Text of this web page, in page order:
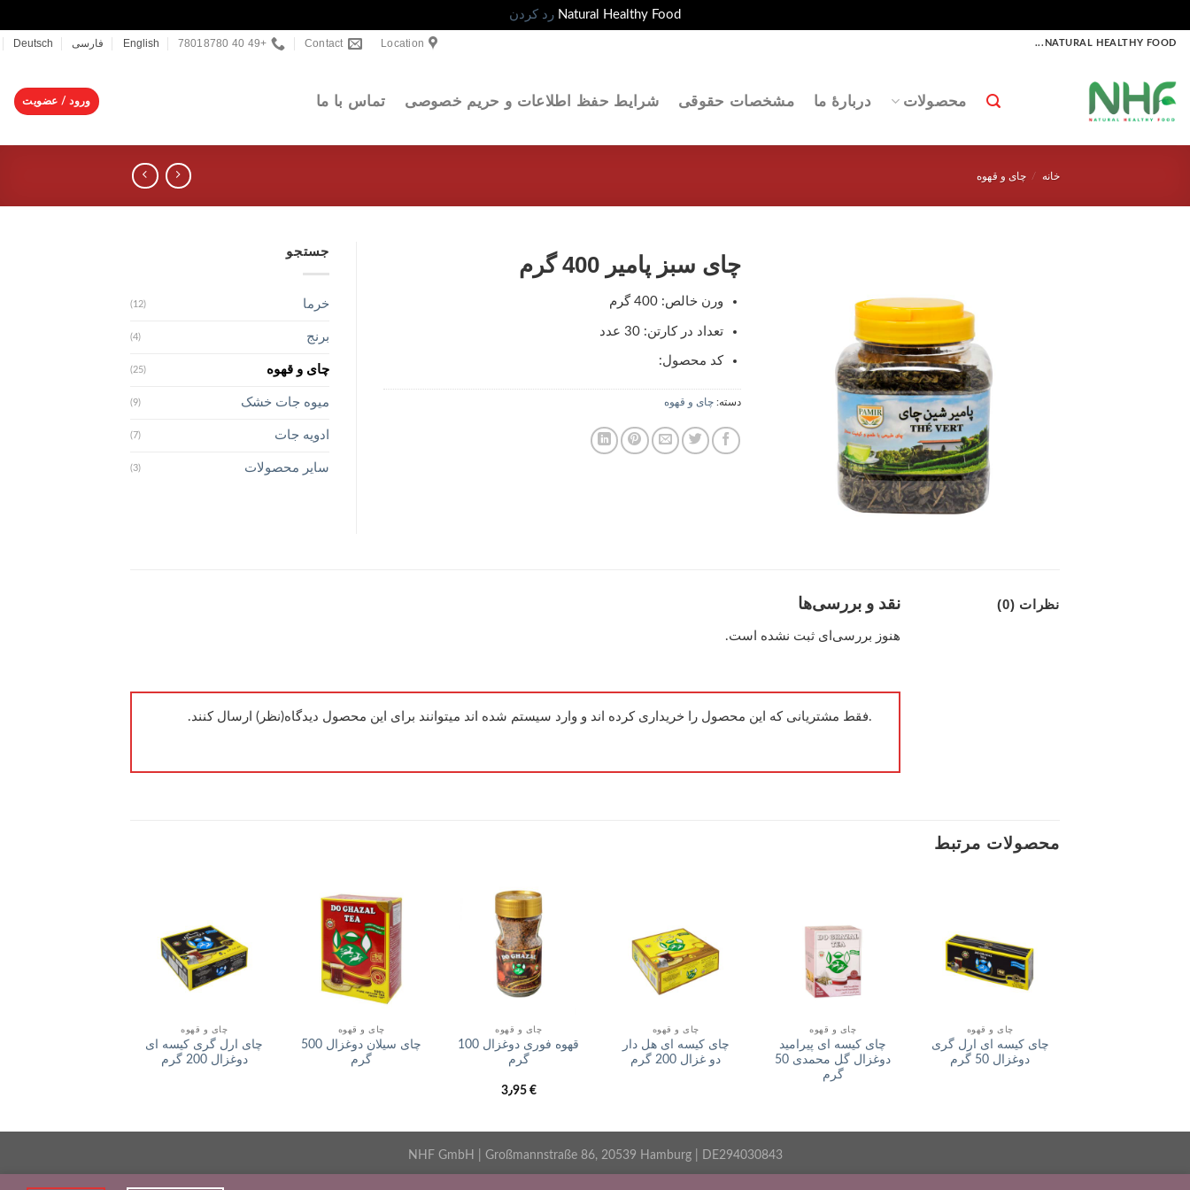
Natural Healthy Food رد کردن
Skip
content
NATURAL HEALTHY FOOD...
Location
Contact
+49 40 78018780
English فارسی Deutsch
محصولات دربارۀ ما مشخصات حقوقی شرایط حفظ اطلاعات و حریم خصوصی تماس با ما ورود / عضویت
خانه / چای و قهوه
چای سبز پامیر 400 گرم
ورن خالص: 400 گرم
تعداد در کارتن: 30 عدد
کد محصول:
دسته: چای و قهوه
جستجو
خرما (12)
برنج (4)
چای و قهوه (25)
میوه جات خشک (9)
ادویه جات (7)
سایر محصولات (3)
نظرات (0) نقد و بررسی‌ها
هنوز بررسی‌ای ثبت نشده است.
.فقط مشتریانی که این محصول را خریداری کرده اند و وارد سیستم شده اند میتوانند برای این محصول دیدگاه(نظر) ارسال کنند.
محصولات مرتبط
به لیست
چای و قهوه
چای کیسه ای ارل گری
دوغزال 50 گرم
چای و قهوه
چای کیسه ای پیرامید
دوغزال گل محمدی 50
گرم
افزودن
به لیست
چای و قهوه
چای کیسه ای هل دار
دو غزال 200 گرم
چای و قهوه
قهوه فوری دوغزال 100
گرم
3٫95 €
به لیست
علاقمندی
چای و قهوه
چای سیلان دوغزال 500
گرم
افزودن
به لیست
چای و قهوه
چای ارل گری کیسه ای
دوغزال 200 گرم
NHF GmbH | Großmannstraße 86, 20539 Hamburg | DE294030843